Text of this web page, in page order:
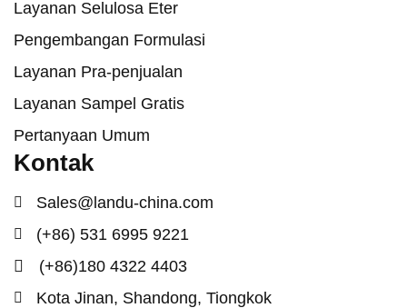
Layanan Selulosa Eter
Pengembangan Formulasi
Layanan Pra-penjualan
Layanan Sampel Gratis
Pertanyaan Umum
Kontak
Sales@landu-china.com
(+86) 531 6995 9221
(+86)180 4322 4403
Kota Jinan, Shandong, Tiongkok